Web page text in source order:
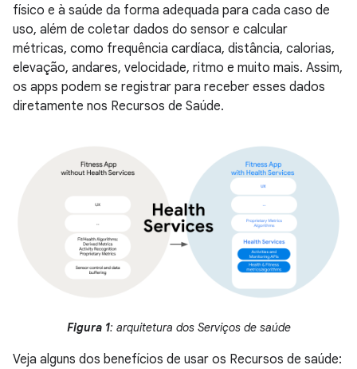
físico e à saúde da forma adequada para cada caso de
uso, além de coletar dados do sensor e calcular
métricas, como frequência cardíaca, distância, calorias,
elevação, andares, velocidade, ritmo e muito mais. Assim,
os apps podem se registrar para receber esses dados
diretamente nos Recursos de Saúde.
Figura 1: arquitetura dos Serviços de saúde
Veja alguns dos benefícios de usar os Recursos de saúde: